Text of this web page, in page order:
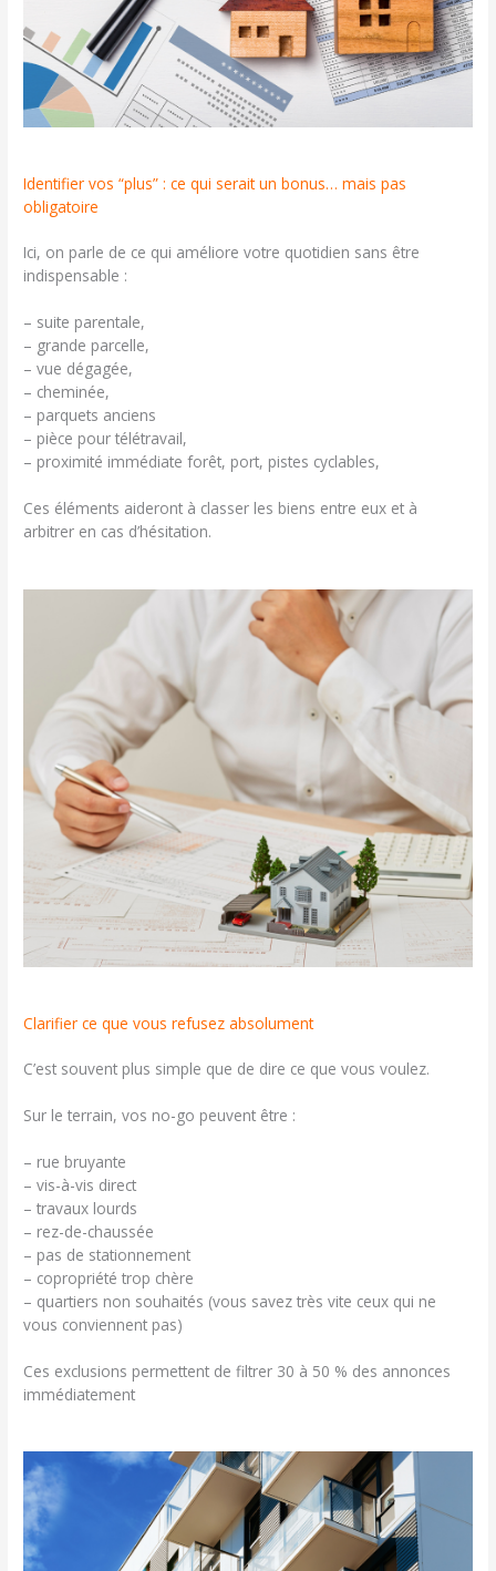
Identifier vos “plus” : ce qui serait un bonus… mais pas
obligatoire
Ici, on parle de ce qui améliore votre quotidien sans être
indispensable :
– suite parentale,
– grande parcelle,
– vue dégagée,
– cheminée,
– parquets anciens
– pièce pour télétravail,
– proximité immédiate forêt, port, pistes cyclables,
Ces éléments aideront à classer les biens entre eux et à
arbitrer en cas d’hésitation.
Clarifier ce que vous refusez absolument
C’est souvent plus simple que de dire ce que vous voulez.
Sur le terrain, vos no-go peuvent être :
– rue bruyante
– vis-à-vis direct
– travaux lourds
– rez-de-chaussée
– pas de stationnement
– copropriété trop chère
– quartiers non souhaités (vous savez très vite ceux qui ne
vous conviennent pas)
Ces exclusions permettent de filtrer 30 à 50 % des annonces
immédiatement